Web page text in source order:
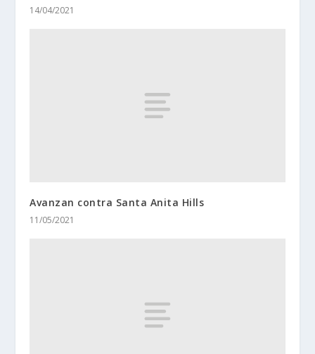
14/04/2021
Avanzan contra Santa Anita Hills
11/05/2021